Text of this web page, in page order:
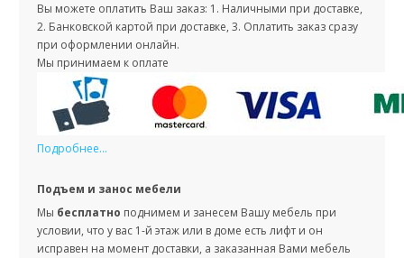
Вы можете оплатить Ваш заказ: 1. Наличными при доставке,
2. Банковской картой при доставке, 3. Оплатить заказ сразу
при оформлении онлайн.
Мы принимаем к оплате
Подробнее...
Подъем и занос мебели
Мы бесплатно поднимем и занесем Вашу мебель при
условии, что у вас 1-й этаж или в доме есть лифт и он
исправен на момент доставки, а заказанная Вами мебель